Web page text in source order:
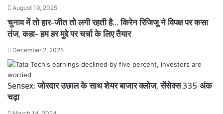
August 19, 2025
चुनाव में तो हार-जीत तो लगी रहती है… किरेन रिजिजू ने विपक्ष पर कसा
तंज, कहा- हम हर मुद्दे पर चर्चा के लिए तैयार
December 2, 2025
Sensex: जोरदार उछाल के साथ शेयर बाजार क्लोज, सेंसेक्स 335 अंक
चढ़ा